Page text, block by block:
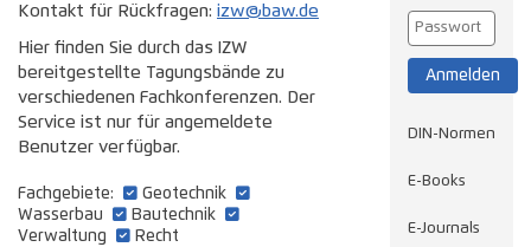
Kontakt für Rückfragen: izw@baw.de
Hier finden Sie durch das IZW
bereitgestellte Tagungsbände zu
verschiedenen Fachkonferenzen. Der
Service ist nur für angemeldete
Benutzer verfügbar.
Fachgebiete:
Geotechnik
Wasserbau
Bautechnik
Verwaltung
Recht
Anmelden
DIN-Normen
E-Books
E-Journals